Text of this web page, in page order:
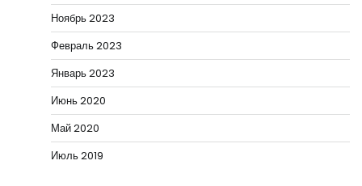
Ноябрь 2023
Февраль 2023
Январь 2023
Июнь 2020
Май 2020
Июль 2019